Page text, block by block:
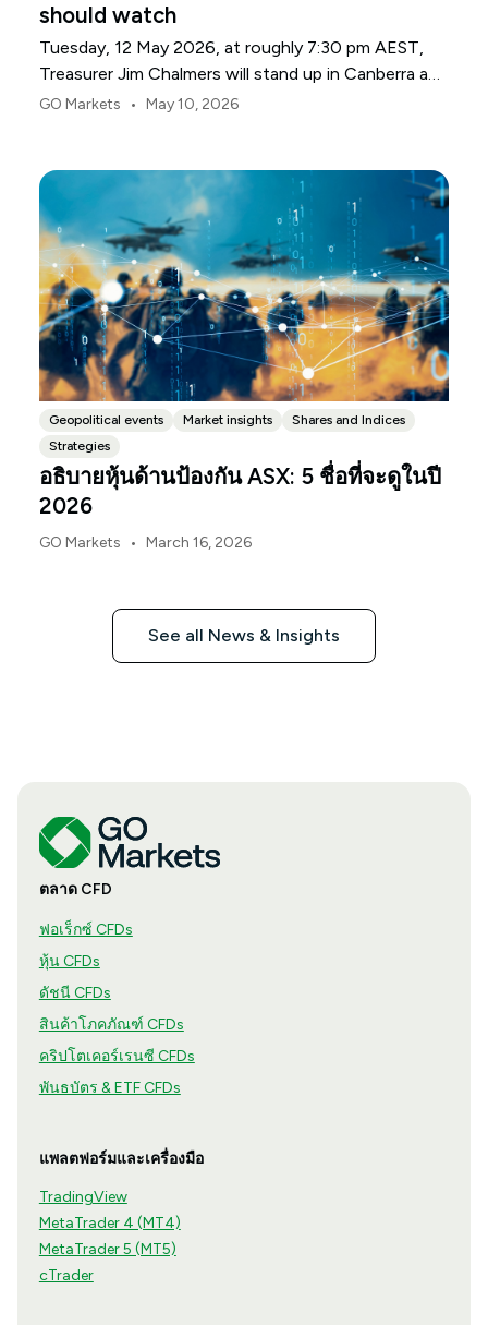
should watch
Tuesday, 12 May 2026, at roughly 7:30 pm AEST,
Treasurer Jim Chalmers will stand up in Canberra and
deliver the 2026-27 Federal Budget. According to
the same time.
GO Markets • May 10, 2026
Geopolitical events Market insights
Shares and Indices
Strategies
อธิบายหุ้นด้านป้องกัน ASX: 5 ชื่อที่จะดูในปี
2026
GO Markets • March 16, 2026
See all News & Insights
ตลาด CFD
ฟอเร็กซ์ CFDs
หุ้น CFDs
ดัชนี CFDs
สินค้าโภคภัณฑ์ CFDs
คริปโตเคอร์เรนซี CFDs
พันธบัตร & ETF CFDs
แพลตฟอร์มและเครื่องมือ
TradingView
MetaTrader 4 (MT4)
MetaTrader 5 (MT5)
cTrader